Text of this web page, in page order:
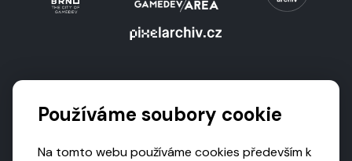
Používáme soubory cookie
Na tomto webu používáme cookies především k